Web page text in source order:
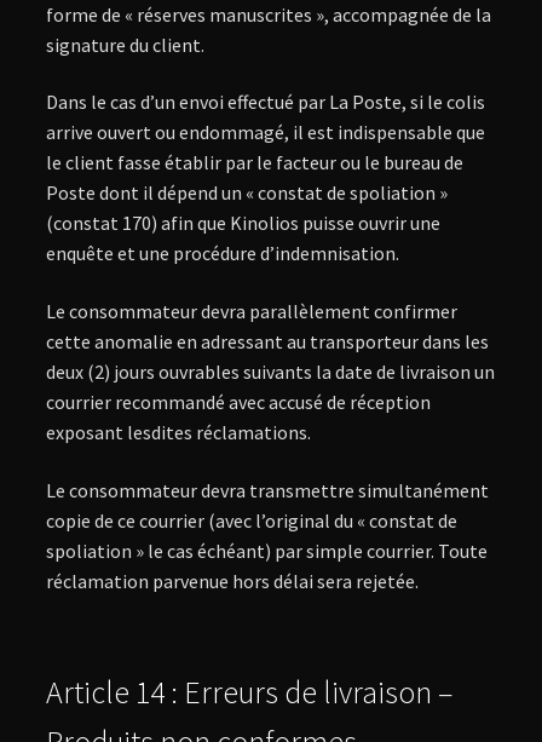
forme de « réserves manuscrites », accompagnée de la
signature du client.
Dans le cas d’un envoi effectué par La Poste, si le colis
arrive ouvert ou endommagé, il est indispensable que
le client fasse établir par le facteur ou le bureau de
Poste dont il dépend un « constat de spoliation »
(constat 170) afin que Kinolios puisse ouvrir une
enquête et une procédure d’indemnisation.
Le consommateur devra parallèlement confirmer
cette anomalie en adressant au transporteur dans les
deux (2) jours ouvrables suivants la date de livraison un
courrier recommandé avec accusé de réception
exposant lesdites réclamations.
Le consommateur devra transmettre simultanément
copie de ce courrier (avec l’original du « constat de
spoliation » le cas échéant) par simple courrier. Toute
réclamation parvenue hors délai sera rejetée.
Article 14 : Erreurs de livraison –